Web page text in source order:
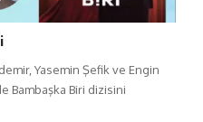
Yasemin Şefik ve Engin
Bambaşka Biri dizisini